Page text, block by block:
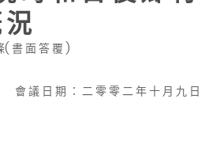
況
( 書 面 答 覆 )
會 議 日 期 ： 二 零 零 二 年 十 月 九 日